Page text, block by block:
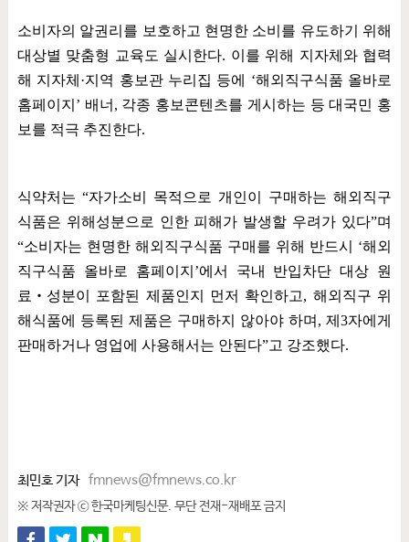
소비자의 알권리를 보호하고 현명한 소비를 유도하기 위해
대상별 맞춤형 교육도 실시한다. 이를 위해 지자체와 협력
해 지자체 ·지역 홍보관 누리집 등에 ‘해외직구식품 올바로
홈페이지 ’ 배너 , 각종 홍보콘텐츠를 게시하는 등 대국민 홍
보를 적극 추진한다.
식약처는 “자가소비 목적으로 개인이 구매하는 해외직구
식품은 위해성분으로 인한 피해가 발생할 우려가 있다”며
“소비자는 현명한 해외직구식품 구매를 위해 반드시 ‘해외
직구식품 올바로 홈페이지 ’에서 국내 반입차단 대상 원
료 ‧ 성분이 포함된 제품인지 먼저 확인하고, 해외직구 위
해식품에 등록된 제품은 구매하지 않아야 하며 ,제3자에게
판매하거나 영업에 사용해서는 안된다”고 강조했다.
최민호 기자 fmnews@fmnews.co.kr
※ 저작권자 ⓒ 한국마케팅신문. 무단 전재-재배포 금지